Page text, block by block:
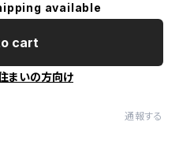
available
cart
まいの方向け
通報する